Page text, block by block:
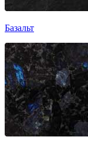
Базальт